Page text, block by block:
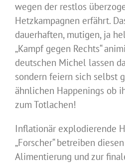
wegen der restlos
Hetzkampagnen erfährt.
dauerhaften, mutigen, ja
„Kampf gegen Rechts“
deutschen Michel lassen
sondern feiern sich selbst
ähnlichen Happenings ob
zum Totlachen!
Inflationär explodierende
„Forscher“ betreiben
Alimentierung und zur